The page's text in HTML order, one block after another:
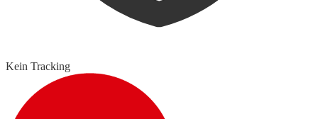
Kein Tracking